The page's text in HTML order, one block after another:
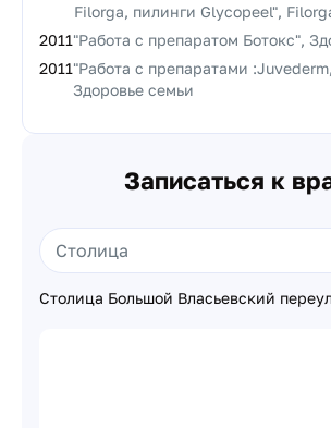
Filorga, пилинги Glycopeel",
2011"Работа с препаратом Ботокс",
2011"Работа с препаратами
Здоровье семьи
Записаться к
Столица Большой Власьевский